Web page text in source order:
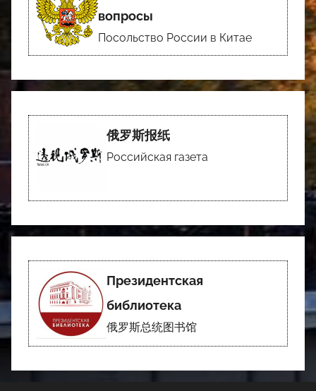
вопросы
Посольство России в Китае
俄罗斯报纸
Российская газета
Президентская
библиотека
俄罗斯总统图书馆